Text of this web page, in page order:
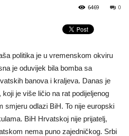
0
6469
politika je u vremenskom okviru
je oduvijek bila bomba sa
banova i kraljeva. Danas je
je više ličio na rat podijeljenog
smjeru odlazi BiH. To nije europski
BiH Hrvatskoj nije prijatelj,
nema puno zajedničkog. Srbi